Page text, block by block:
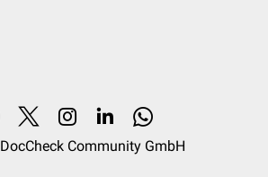
DocCheck Community GmbH